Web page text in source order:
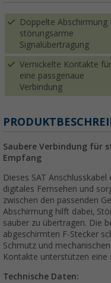
Doppelte Abschirmung
störungsarme
Signalübertragung
Vernickelte Kontakte für
eine passgenaue
Verbindung
Saubere Verbindung für
Empfang
Dieses SAT
digitales Fernsehen und
zwischen den passenden
Abschirmung hilft dabei,
sauber zu übertragen. Die
abgeschirmten F-Stecker
Schmutz und
Kontakte unterstützen eine
Technische Daten: